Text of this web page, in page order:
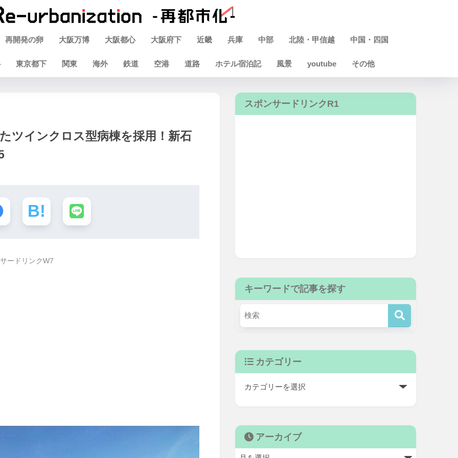
再開発の卵 大阪万博 大阪都心 大阪府下 近畿 兵庫 中部 北陸・甲信越 中国・四国
東京都下 関東 海外 鉄道 空港 道路 ホテル宿泊記 風景 youtube その他
ツインクロス型病棟を採用！新石
ードリンクW7
スポンサードリンクR1
キーワードで記事を探す
カテゴリー
アーカイブ